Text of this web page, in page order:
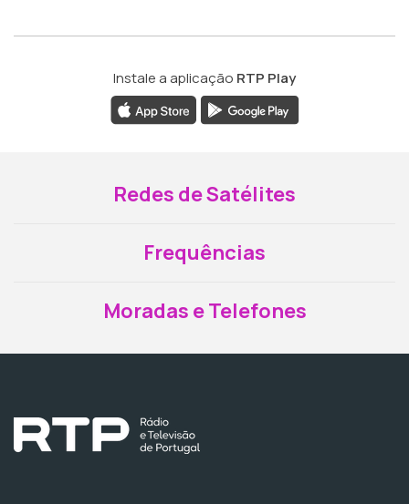
Instale a aplicação RTP Play
Redes de Satélites
Frequências
Moradas e Telefones